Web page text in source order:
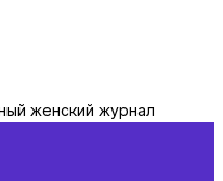
женский журнал